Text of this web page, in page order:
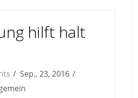
hilft halt
Sep., 23, 2016